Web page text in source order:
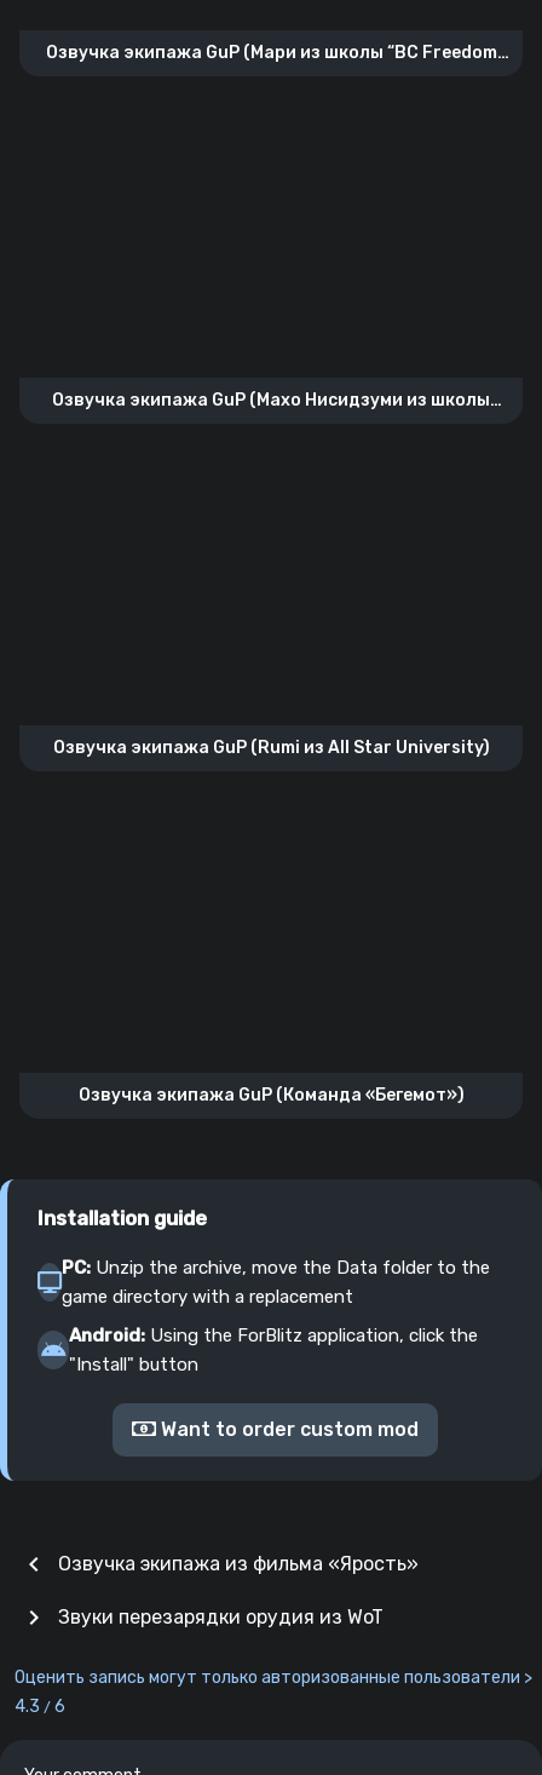
Озвучка экипажа GuP (Мари из школы “BC Freedom
Озвучка экипажа GuP (Махо Нисидзуми из школы
Озвучка экипажа GuP (Rumi из All Star University)
Озвучка экипажа GuP (Команда «Бегемот»)
Installation guide
PC: Unzip the archive, move the Data folder to the
game directory with a replacement
Android: Using the ForBlitz application, click the
"Install" button
Want to order custom mod
chevron_left Озвучка экипажа из фильма «Ярость»
Звуки перезарядки орудия из WoT
chevron_right
Оценить запись могут только авторизованные пользователи >
4.3 / 6